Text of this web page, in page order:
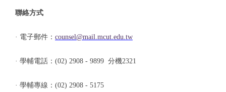
聯絡方式
· 電子郵件： counsel@mail.mcut.edu.tw
· 學輔電話： (02) 2908 - 9899 分機2321
· 學輔專線： (02) 2908 - 5175